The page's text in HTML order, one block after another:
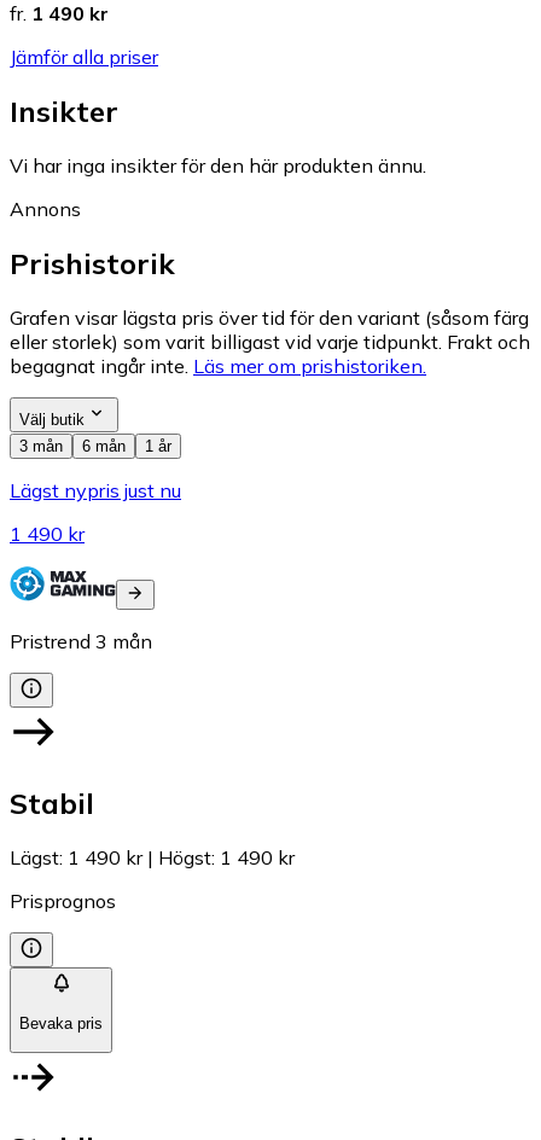
fr. 1 490 kr
Jämför alla priser
Insikter
Vi har inga insikter för den här produkten ännu.
Annons
Prishistorik
Grafen visar lägsta pris över tid för den variant (såsom färg
eller storlek) som varit billigast vid varje tidpunkt. Frakt och
begagnat ingår inte. Läs mer om prishistoriken.
Välj butik
3 mån
6 mån 1 år
Lägst nypris just nu
1 490 kr
Pristrend 3 mån
Stabil
Lägst: 1 490 kr| Högst: 1 490 kr
Prisprognos
Bevaka pris